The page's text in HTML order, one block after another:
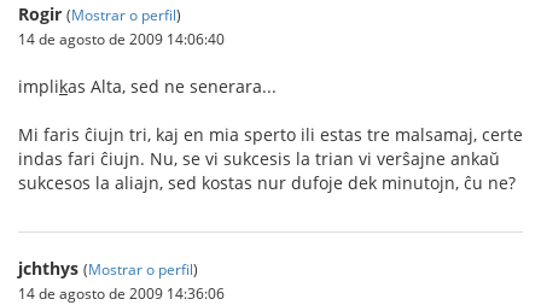
Rogir (Mostrar o perfil)
14 de agosto de 2009 14:06:40
implikas Alta, sed ne senerara...
Mi faris ĉiujn tri, kaj en mia sperto ili estas tre malsamaj, certe
indas fari ĉiujn. Nu, se vi sukcesis la trian vi verŝajne ankaŭ
sukcesos la aliajn, sed kostas nur dufoje dek minutojn, ĉu ne?
jchthys (Mostrar o perfil)
14 de agosto de 2009 14:36:06